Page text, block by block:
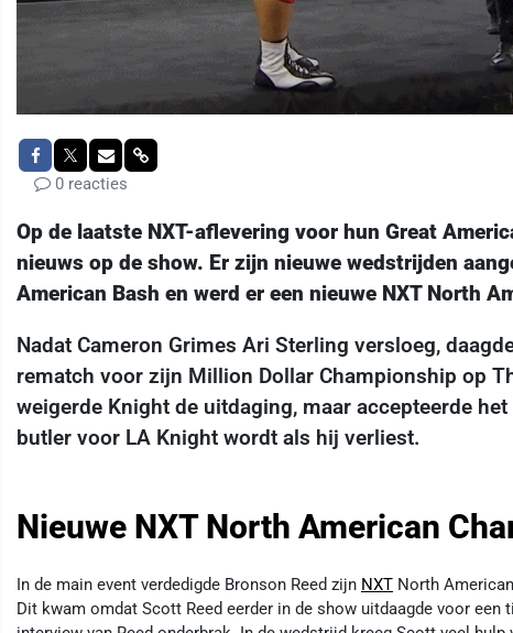
0 reacties
Op de laatste NXT-aflevering voor hun Great
nieuws op de show. Er zijn nieuwe wedstrijden
American Bash en werd er een nieuwe NXT North
Nadat Cameron Grimes Ari Sterling versloeg,
rematch voor zijn Million Dollar Championship op
weigerde Knight de uitdaging, maar accepteerde
butler voor LA Knight wordt als hij verliest.
Nieuwe NXT North American
In de main event verdedigde Bronson Reed zijn NXT North
Dit kwam omdat Scott Reed eerder in de show uitdaagde voor een